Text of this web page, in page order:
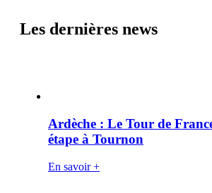
Les dernières news
Ardèche : Le Tour de
étape à Tournon
En savoir +